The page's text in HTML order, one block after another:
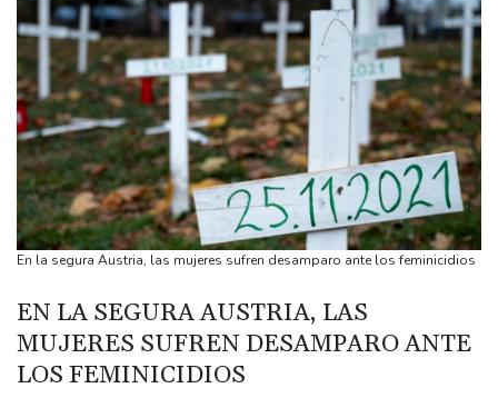
periodista en el inicio del diálogo político
La deforestación en la Amazonía brasileña registró un nuevo
récord mínimo
Tifón Dolphin se debilita pero interrumpe el transporte en el este
de China
Controlan el incendio que arrasó el sureste de Francia durante
18 días
Fonseca pierde y Latinoamérica se queda sin presencia en el
Abierto de Canadá
Indonesia
Miles marchan en Argentina en el día de San Cayetano, patrono
del pan y el trabajo
En la segura Austria, las mujeres sufren desamparo ante los feminicidios
EN LA SEGURA AUSTRIA, LAS
MUJERES SUFREN DESAMPARO ANTE
LOS FEMINICIDIOS